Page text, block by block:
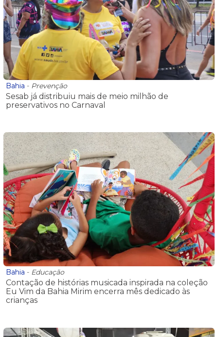
Bahia - Prevenção
Sesab já distribuiu mais de meio milhão de
preservativos no Carnaval
Bahia - Educação
Contação de histórias musicada inspirada na coleção
Eu Vim da Bahia Mirim encerra mês dedicado às
crianças